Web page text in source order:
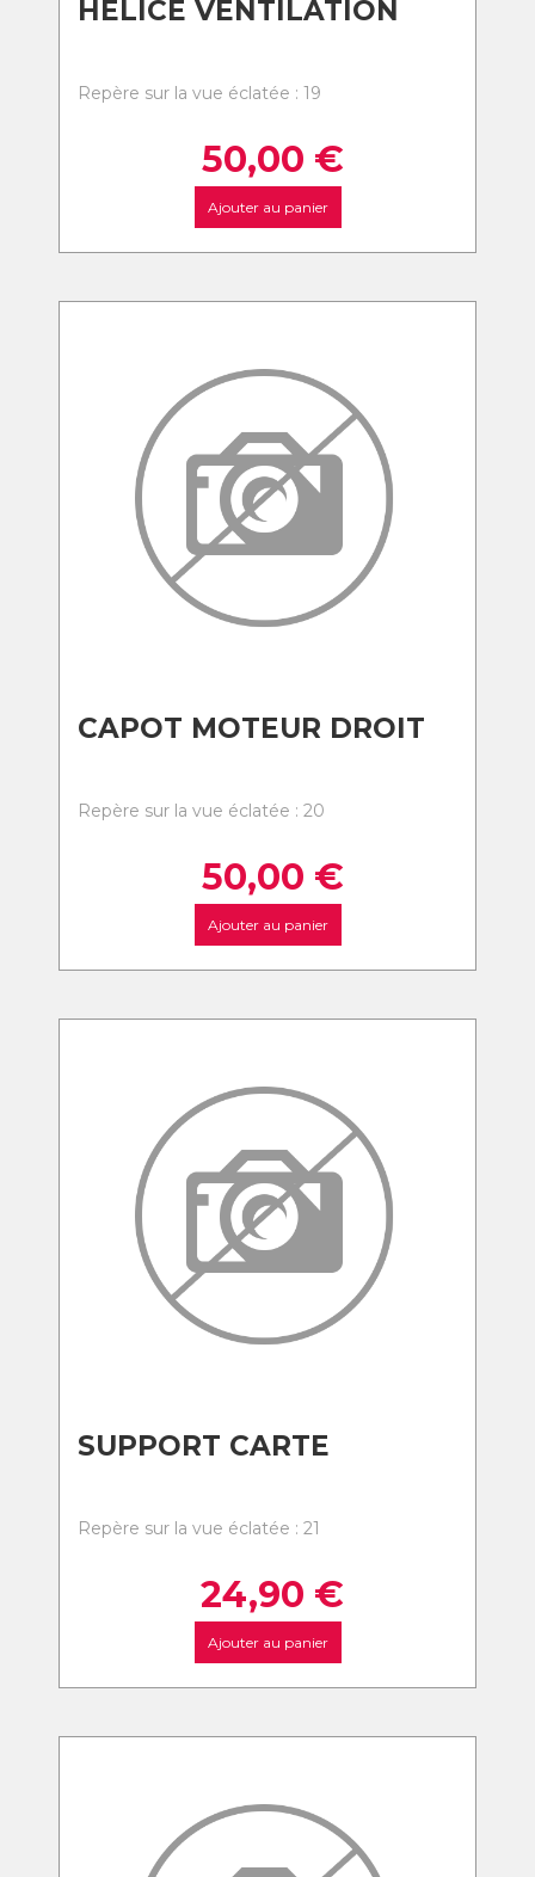
HELICE VENTILATION
Repère sur la vue éclatée : 19
50,00 €
Ajouter au panier
CAPOT MOTEUR DROIT
Repère sur la vue éclatée : 20
50,00 €
Ajouter au panier
SUPPORT CARTE
Repère sur la vue éclatée : 21
24,90 €
Ajouter au panier